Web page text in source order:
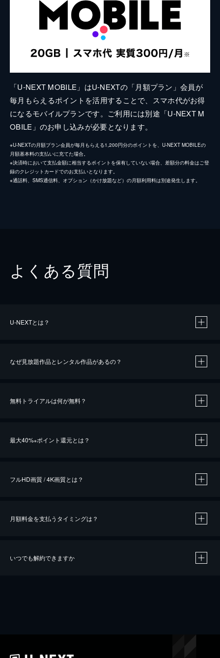
「U-NEXT MOBILE」はU-NEXTの「月額プラン」会員が
毎月もらえるポイントを活用することで、スマホ代がお得
になるモバイルプランです。ご利用には別途「U-NEXT M
OBILE」のお申し込みが必要となります。
※U-NEXTの月額プラン会員が毎月もらえる1,200円分のポイントを、U-NEXT MOBILEの
月額基本料の支払いに充てた場合。
※決済時において支払金額に相当するポイントを保有していない場合、差額分の料金はご登
録のクレジットカードでのお支払いとなります。
※通話料、SMS通信料、オプション（かけ放題など）の月額利用料は別途発生します。
よくある質問
U-NEXTとは？
なぜ見放題作品とレンタル作品があるの？
無料トライアルは何が無料？
最大40%※ポイント還元とは？
※40％ポイント還元の対象は、クレジットカード決済による作品の購入 / レンタルです。
iOSアプリのUコイン決済による作品の購入 / レンタルは、20％のポイント還元です。
フルHD画質 / 4K画質とは？
月額料金を支払うタイミングは？
いつでも解約できますか